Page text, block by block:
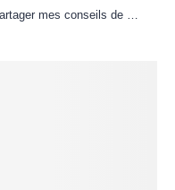
mes conseils de …